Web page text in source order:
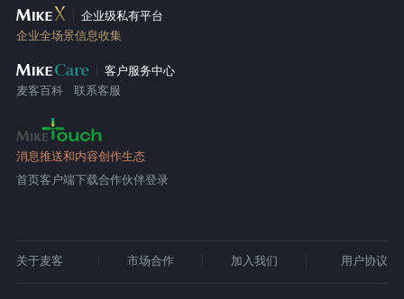
企业级私有平台
企业全场景信息收集
客户服务中心
麦客百科
联系客服
消息推送和内容创作生态
首页客户端下载合作伙伴登录
关于麦客 市场合作 加入我们 用户协议